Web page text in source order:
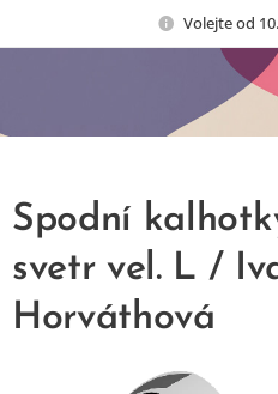
Volejte od
Spodní
svetr vel. L /
Horváthová